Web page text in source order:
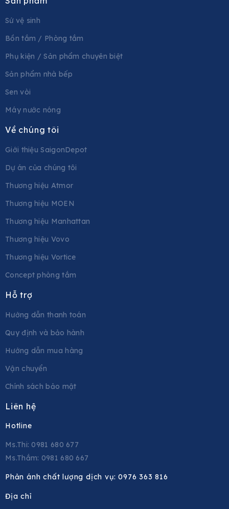
Sứ vệ sinh
Bồn tắm / Phòng tắm
Phụ kiện / Sản phẩm chuyên biệt
Sản phẩm nhà bếp
Sen vòi
Máy nước nóng
Về chúng tôi
Giới thiệu SaigonDepot
Dự án của chúng tôi
Thương hiệu Atmor
Thương hiệu MOEN
Thương hiệu Manhattan
Thương hiệu Vovo
Thương hiệu Vortice
Concept phòng tắm
Hỗ trợ
Hướng dẫn thanh toán
Quy định và bảo hành
Hướng dẫn mua hàng
Vận chuyển
Chính sách bảo mật
Liên hệ
Hotline
Ms.Thi: 0981 680 677
Ms.Thắm: 0981 680 667
Phản ánh chất lượng dịch vụ:0976 363 816
Địa chỉ